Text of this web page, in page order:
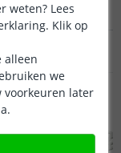
weten? Lees
Klik op
alleen
we
voorkeuren later